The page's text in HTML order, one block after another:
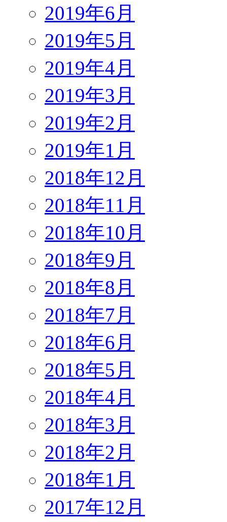
2019年6月
2019年5月
2019年4月
2019年3月
2019年2月
2019年1月
2018年12月
2018年11月
2018年10月
2018年9月
2018年8月
2018年7月
2018年6月
2018年5月
2018年4月
2018年3月
2018年2月
2018年1月
2017年12月